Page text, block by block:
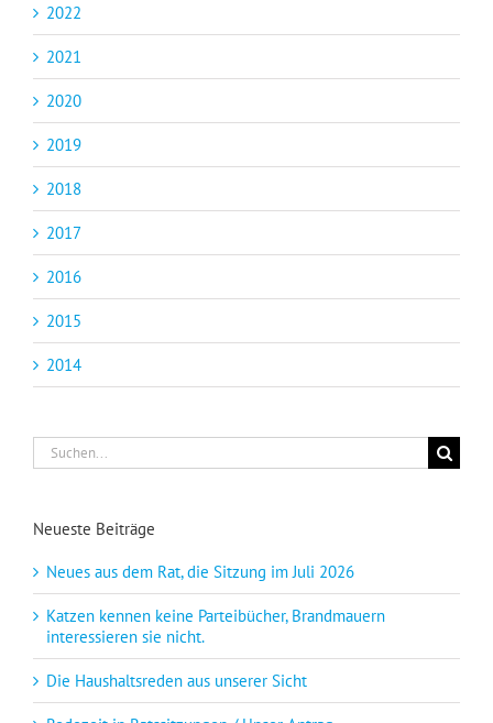
2022
2021
2020
2019
2018
2017
2016
2015
2014
Suche
nach:
Neueste Beiträge
Neues aus dem Rat, die Sitzung im Juli 2026
Katzen kennen keine Parteibücher, Brandmauern
interessieren sie nicht.
Die Haushaltsreden aus unserer Sicht